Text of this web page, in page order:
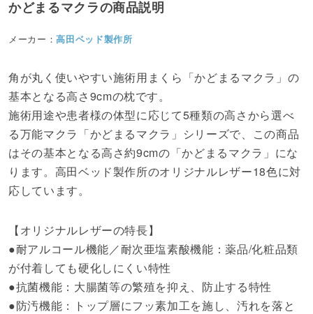
かどまるマクラの商品説明
メーカー：高田ベッド製作所
角が丸く使いやすい施術用まくら「かどまるマクラ」の
基本となる高さ9cmの枕です。
施術用途や患者様の体型に応じて5種類の高さから選べ
る万能マクラ「かどまるマクラ」シリーズで、この商品
はその基本となる高さ約9cmの「かどまるマクラ」にな
ります。高田ベッド製作所のオリジナルレザー18色に対
応しています。
【オリジナルレザーの特長】
●耐アルコール機能／耐次亜塩素酸機能：薬品/化粧品類
が付着しても硬化しにくい特性
●抗菌機能：大腸菌等の繁殖を抑え、防止する特性
●防汚機能：トップ層にフッ素加工を施し、汚れを落と